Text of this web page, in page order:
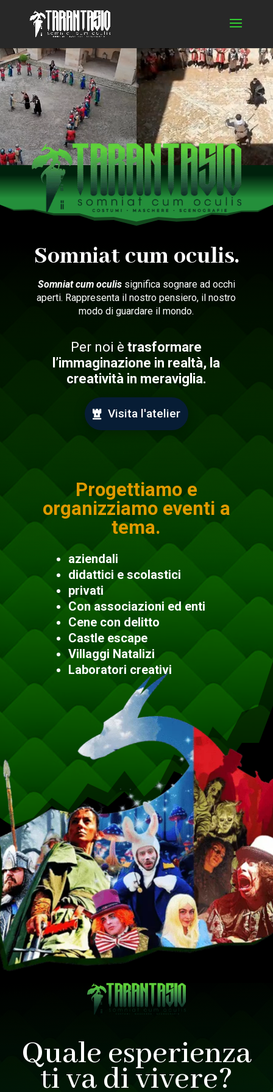
Video
Player
Somniat cum oculis.
Somniat cum oculissignifica sognare ad occhi
aperti. Rappresenta il nostro pensiero, il nostro
modo di guardare il mondo.
Per noi ètrasformare
l’immaginazione in realtà, la
creatività in meraviglia.
Visita l'atelier
Progettiamo e
organizziamo eventi a
tema.
aziendali
didattici e scolastici
privati
Con associazioni ed enti
Cene con delitto
Castle escape
Villaggi Natalizi
Laboratori creativi
Quale esperienza
ti va di vivere?